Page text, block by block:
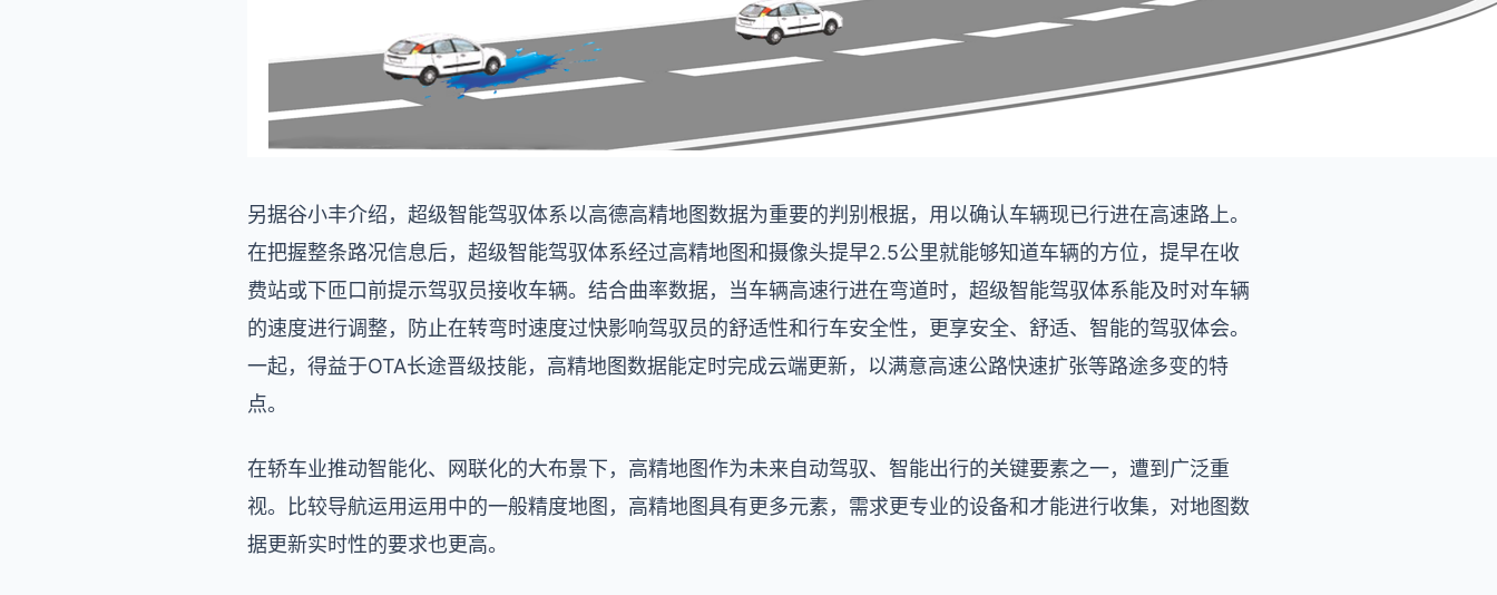
另据谷小丰介绍，超级智能驾驭体系以高德高精地图数据为重要的判别根据，用以确认车辆现已行进在高速路上。
在把握整条路况信息后，超级智能驾驭体系经过高精地图和摄像头提早2.5公里就能够知道车辆的方位，提早在收
费站或下匝口前提示驾驭员接收车辆。结合曲率数据，当车辆高速行进在弯道时，超级智能驾驭体系能及时对车辆
的速度进行调整，防止在转弯时速度过快影响驾驭员的舒适性和行车安全性，更享安全、舒适、智能的驾驭体会。
一起，得益于OTA长途晋级技能，高精地图数据能定时完成云端更新，以满意高速公路快速扩张等路途多变的特
点。
在轿车业推动智能化、网联化的大布景下，高精地图作为未来自动驾驭、智能出行的关键要素之一，遭到广泛重
视。比较导航运用运用中的一般精度地图，高精地图具有更多元素，需求更专业的设备和才能进行收集，对地图数
据更新实时性的要求也更高。